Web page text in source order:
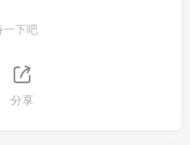
一下吧
分享